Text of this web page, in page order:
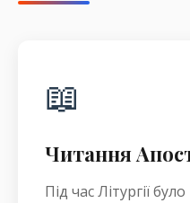
📖
Читання
Під час Літургії